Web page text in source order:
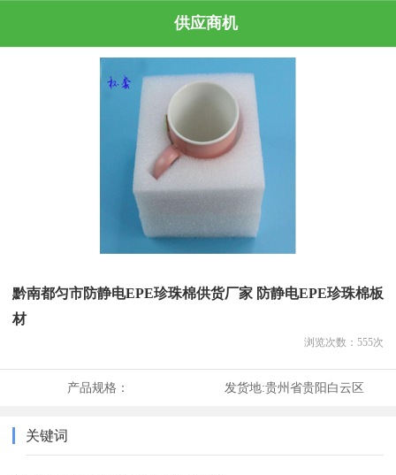
供应商机
黔南都匀市防静电EPE珍珠棉供货厂家 防静电EPE珍珠棉板
材
浏览次数： 555次
产品规格： 发货地:贵州省贵阳白云区
关键词